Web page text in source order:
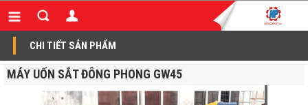
CHI TIẾT SẢN PHẨM
MÁY UỐN SẮT ĐÔNG PHONG GW45